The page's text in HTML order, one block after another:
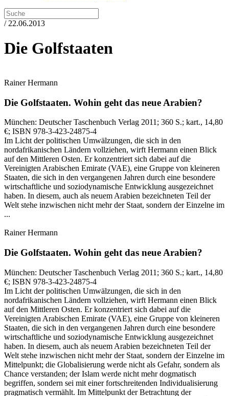
/ 22.06.2013
Die Golfstaaten
Rainer Hermann
Die Golfstaaten. Wohin geht das neue Arabien?
München: Deutscher Taschenbuch Verlag 2011 ; 360 S.; kart., 14,80
€; ISBN 978-3-423-24875-4
Im Licht der politischen Umwälzungen, die sich in den
nordafrikanischen Ländern vollziehen, wirft Hermann einen Blick
auf den Mittleren Osten. Er konzentriert sich dabei auf die
Vereinigten Arabischen Emirate (VAE), eine Gruppe von kleineren
Staaten, die sich in den vergangenen Jahren durch eine besondere
wirtschaftliche und soziodynamische Entwicklung ausgezeichnet
haben. In diesem, auch als neuem Arabien bezeichneten Teil der
Welt stehe inzwischen nicht mehr der Staat, sondern der Einzelne im
...
Rainer Hermann
Die Golfstaaten. Wohin geht das neue Arabien?
München: Deutscher Taschenbuch Verlag 2011 ; 360 S.; kart., 14,80
€; ISBN 978-3-423-24875-4
Im Licht der politischen Umwälzungen, die sich in den
nordafrikanischen Ländern vollziehen, wirft Hermann einen Blick
auf den Mittleren Osten. Er konzentriert sich dabei auf die
Vereinigten Arabischen Emirate (VAE), eine Gruppe von kleineren
Staaten, die sich in den vergangenen Jahren durch eine besondere
wirtschaftliche und soziodynamische Entwicklung ausgezeichnet
haben. In diesem, auch als neuem Arabien bezeichneten Teil der
Welt stehe inzwischen nicht mehr der Staat, sondern der Einzelne im
Mittelpunkt; die Globalisierung werde nicht als Gefahr, sondern als
Chance verstanden; der Islam werde nicht mehr dogmatisch
begriffen, sondern sei mit einer fortschreitenden Individualisierung
pragmatisch vermählt. Im Mittelpunkt der Betrachtung der